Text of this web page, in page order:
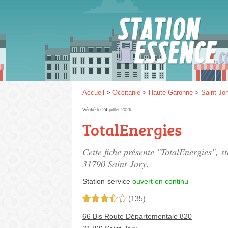
Accueil > Occitanie > Haute-Garonne > Saint-
Vérifié le 24 juillet 2026
TotalEnergies
Cette fiche présente "TotalEnergies",
31790 Saint-Jory.
Station-service ouvert en continu
3,5 étoiles sur 5 (135)
66 Bis Route Départementale 820
SP